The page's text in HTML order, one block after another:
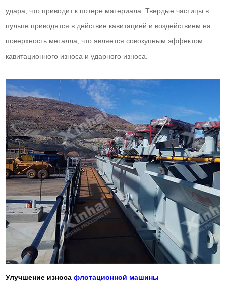
удара, что приводит к потере материала. Твердые частицы в
пульпе приводятся в действие кавитацией и воздействием на
поверхность металла, что является совокупным эффектом
кавитационного износа и ударного износа.
Улучшение износафлотационной машины